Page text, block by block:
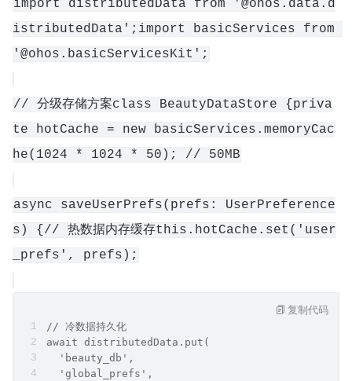
import distributedData from '@ohos.data.d
istributedData';import basicServices from
'@ohos.basicServicesKit';
// 分级存储方案class BeautyDataStore {priva
te hotCache = new basicServices.memoryCac
he(1024 * 1024 * 50); // 50MB
async saveUserPrefs(prefs: UserPreference
s) {// 热数据内存缓存this.hotCache.set('user
_prefs', prefs);
// 冷数据持久化
await distributedData.put(
  'beauty_db',
  'global_prefs',
复制代码